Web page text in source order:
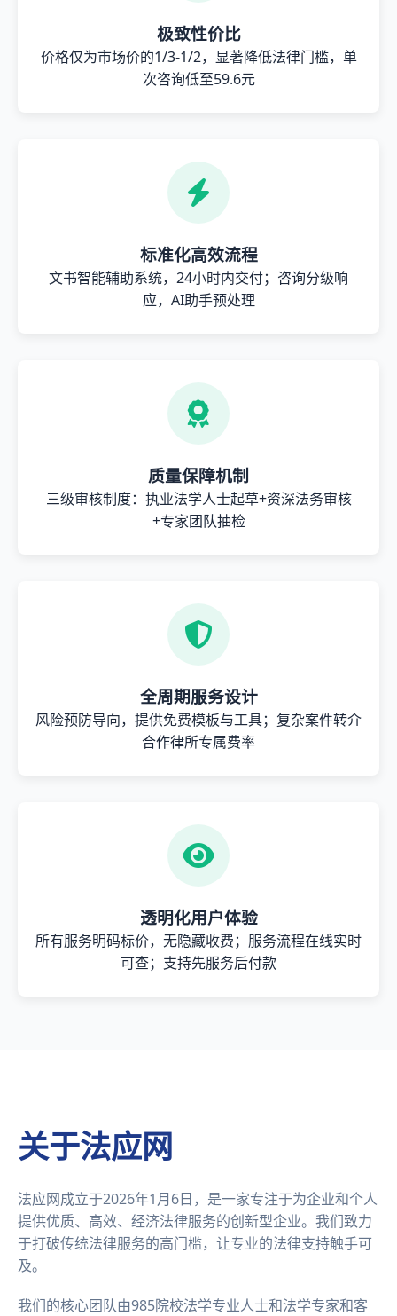
极致性价比
价格仅为市场价的1/3-1/2，显著降低法律门槛，单
次咨询低至59.6元
标准化高效流程
文书智能辅助系统，24小时内交付；咨询分级响
应，AI助手预处理
质量保障机制
三级审核制度：执业法学人士起草+资深法务审核
+专家团队抽检
全周期服务设计
风险预防导向，提供免费模板与工具；复杂案件转介
合作律所专属费率
透明化用户体验
所有服务明码标价，无隐藏收费；服务流程在线实时
可查；支持先服务后付款
关于法应网
法应网成立于2026年1月6日，是一家专注于为企业和个人
提供优质、高效、经济法律服务的创新型企业。我们致力
于打破传统法律服务的高门槛，让专业的法律支持触手可
及。
我们的核心团队由985院校法学专业人士和法学专家和客